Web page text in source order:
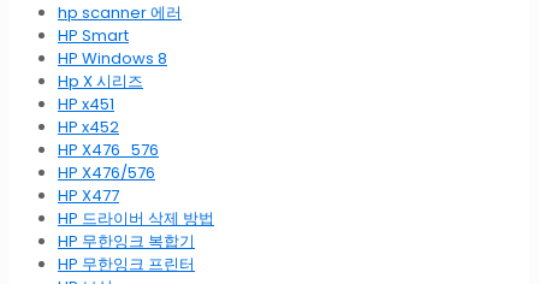
hp scanner 에러
HP Smart
HP Windows 8
Hp X 시리즈
HP x451
HP x452
HP X476_576
HP X476/576
HP X477
HP 드라이버 삭제 방법
HP 무한잉크 복합기
HP 무한잉크 프린터